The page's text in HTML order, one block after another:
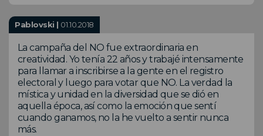
Pablovski | 01.10.2018
La campaña del NO fue extraordinaria en
creatividad. Yo tenía 22 años y trabajé intensamente
para llamar a inscribirse a la gente en el registro
electoral y luego para votar que NO. La verdad la
mística y unidad en la diversidad que se dió en
aquella época, así como la emoción que sentí
cuando ganamos, no la he vuelto a sentir nunca
más.